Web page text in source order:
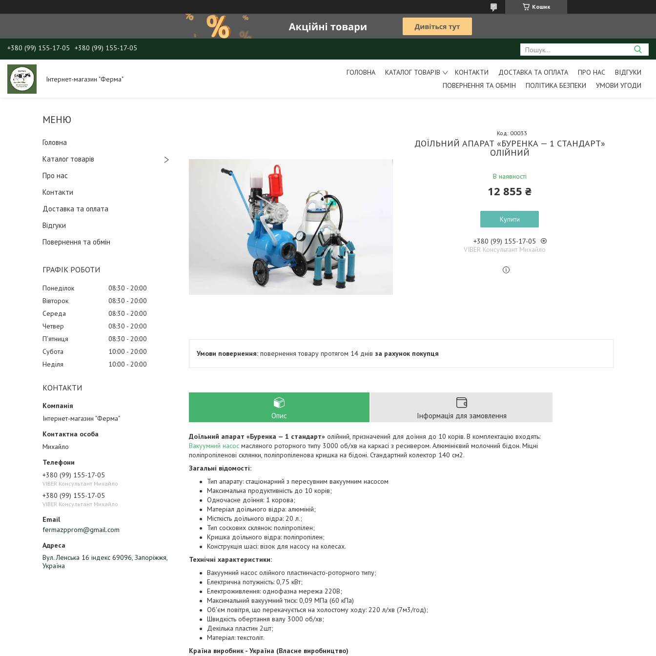
Кошик
+380 (99) 155-17-05 +380 (99) 155-17-05
Інтернет-магазин "Ферма"
ГОЛОВНА КАТАЛОГ ТОВАРІВ КОНТАКТИ ДОСТАВКА ТА ОПЛАТА ПРО НАС
ВІДГУКИ
ПОВЕРНЕННЯ ТА ОБМІН
ПОЛІТИКА БЕЗПЕКИ УМОВИ УГОДИ
Головна
Каталог товарів
Про нас
Контакти
Доставка та оплата
Відгуки
Повернення та обмін
ГРАФІК РОБОТИ
Понеділок 08:30
20:00
Вівторок
08:30
20:00
Середа
08:30
20:00
Четвер
08:30
20:00
Пʼятниця
08:30
20:00
Субота
10:00
20:00
Неділя
10:00 20:00
КОНТАКТИ
Інтернет-магазин "Ферма"
Михайло
+380 (99) 155-17-05
VIBER Консультант Михайло
+380 (99) 155-17-05
VIBER Консультант Михайло
fermazpprom@gmail.com
Вул. Ленська 16 індекс 69096, Запоріжжя,
Україна
ДОЇЛЬНИЙ АПАРАТ «БУРЕНКА — 1 СТАНДАРТ»
ОЛІЙНИЙ
В наявності
Код: 00033
12 855 ₴
Купити
+380 (99) 155-17-05
VIBER Консультант Михайло
повернення товару протягом 14 днів за рахунок покупця
Опис Інформація для замовлення
Доїльний апарат «Буренка — 1 стандарт» олійний, призначений для доїння до 10 корів. В комплектацію входять:
Вакуумний насос масляного роторного типу 3000 об/хв на каркасі з ресивером. Алюмінієвий молочний бідон. Міцні
поліпропіленові склянки, поліпропіленова кришка на бідоні. Стандартний колектор 140 см2.
Загальні відомості:
Тип апарату: стаціонарний з пересувним вакуумним насосом
Максимальна продуктивність до 10 корів;
Одночасне доїння: 1 корова;
Матеріал доїльного відра: алюміній;
Місткість доїльного відра: 20 л.;
Тип соскових склянок: поліпропілен;
Кришка доїльного відра: поліпропілен;
Конструкція шасі: візок для насосу на колесах.
Технічні характеристики:
Вакуумний насос олійного пластинчасто-роторного типу;
Електрична потужність: 0,75 кВт;
Електроживлення: однофазна мережа 220В;
Максимальний вакуумний тиск: 0,09 МПа (60 кПа)
Об'єм повітря, що перекачується на холостому ходу: 220 л/хв (7м3/год);
Швидкість обертання валу 3000 об/хв;
Декілька пластин 2шт;
Матеріал: текстоліт.
Країна виробник - Україна (Власне виробництво)